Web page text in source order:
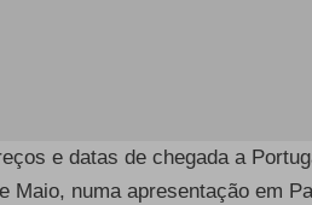
e datas de chegada a
Maio, numa apresentação em